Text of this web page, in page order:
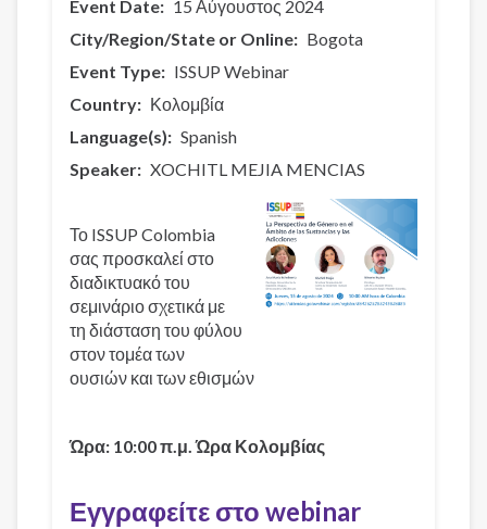
Event Date
15 Αύγουστος 2024
City/Region/State or Online
Bogota
Event Type
ISSUP Webinar
Country
Κολομβία
Language(s)
Spanish
Speaker
XOCHITL MEJIA MENCIAS
Το ISSUP Colombia
σας προσκαλεί στο
διαδικτυακό του
σεμινάριο σχετικά με
τη διάσταση του φύλου
στον τομέα των
ουσιών και των εθισμών
Ώρα: 10:00 π.μ. Ώρα Κολομβίας
Εγγραφείτε στο webinar